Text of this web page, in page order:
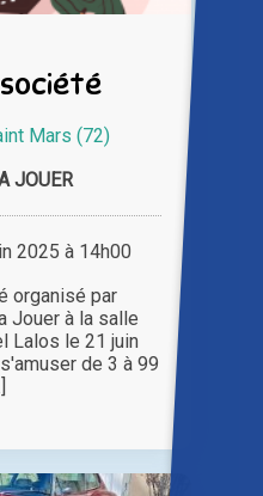
Mars (72)
JOUER
2025 à 14h00
organisé par
Jouer à la salle
Lalos le 21 juin
de 3 à 99